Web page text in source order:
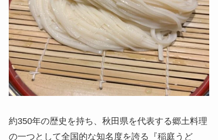
約350年の歴史を持ち、秋田県を代表する郷土料理
の一つとして全国的な知名度を誇る『稲庭うど